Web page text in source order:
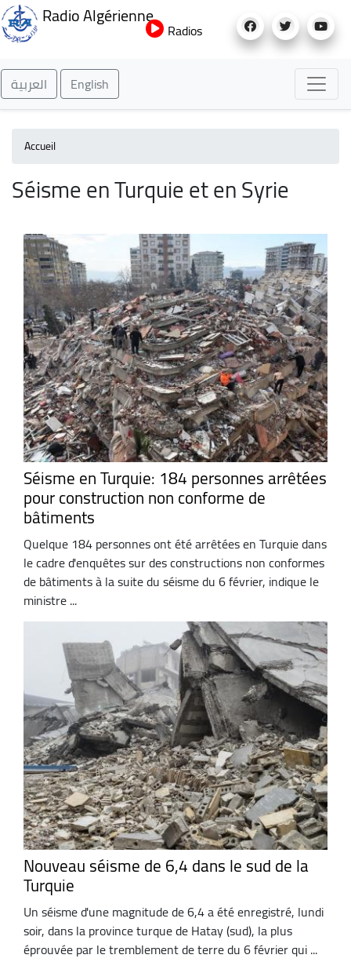
au
Radio Algérienne
Radios
العربية English
Accueil
Séisme en Turquie et en Syrie
Séisme en Turquie: 184 personnes arrêtées
pour construction non conforme de
bâtiments
Quelque 184 personnes ont été arrêtées en Turquie dans
le cadre d'enquêtes sur des constructions non conformes
de bâtiments à la suite du séisme du 6 février, indique le
ministre ...
Nouveau séisme de 6,4 dans le sud de la
Turquie
Un séisme d'une magnitude de 6,4 a été enregistré, lundi
soir, dans la province turque de Hatay (sud), la plus
éprouvée par le tremblement de terre du 6 février qui ...